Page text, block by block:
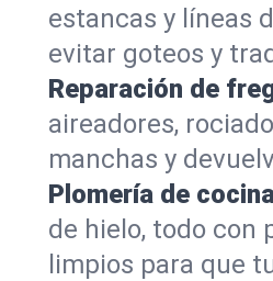
estancas y líneas
evitar goteos y
Reparación de
aireadores,
manchas y
Plomería de
de hielo, todo con
limpios para que